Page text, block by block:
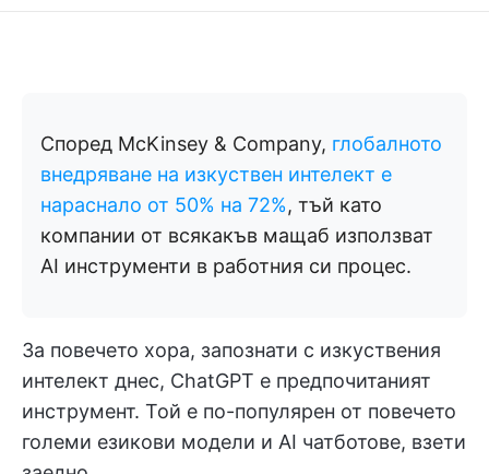
Според McKinsey & Company, глобалното
внедряване на изкуствен интелект е
нараснало от 50% на 72%, тъй като
компании от всякакъв мащаб използват
AI инструменти в работния си процес.
За повечето хора, запознати с изкуствения
интелект днес, ChatGPT е предпочитаният
инструмент. Той е по-популярен от повечето
големи езикови модели и AI чатботове, взети